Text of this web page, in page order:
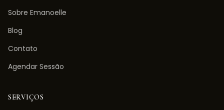
Sobre Emanoelle
Blog
Contato
Agendar Sessão
SERVIÇOS